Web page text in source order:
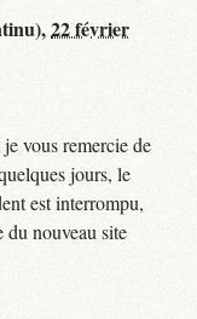
22 février
vous remercie de
jours, le
est interrompu,
du nouveau site